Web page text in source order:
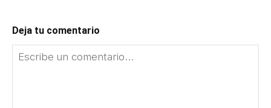
Deja tu comentario